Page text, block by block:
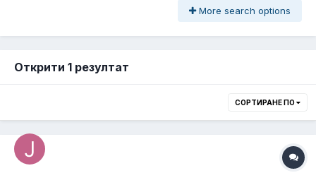
More search options
Открити 1 резултат
СОРТИРАНЕ ПО